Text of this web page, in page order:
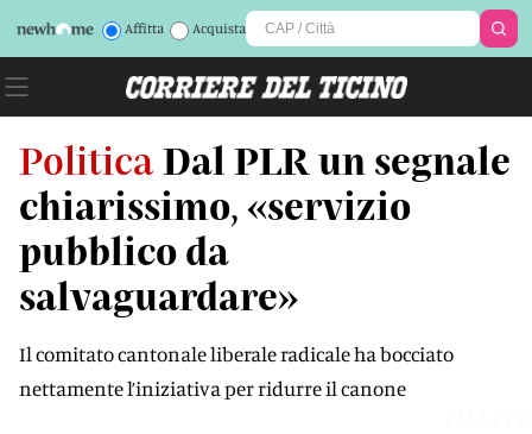
Affitta Acquista
Politica Dal PLR un segnale
chiarissimo, «servizio
pubblico da
salvaguardare»
Il comitato cantonale liberale radicale ha bocciato
nettamente l’iniziativa per ridurre il canone